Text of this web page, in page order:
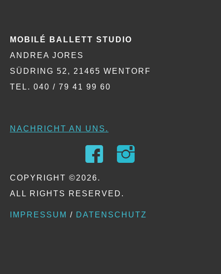
MOBILÉ BALLETT STUDIO
ANDREA JORES
SÜDRING 52, 21465 WENTORF
TEL. 040 / 79 41 99 60
NACHRICHT AN UNS.
COPYRIGHT ©2026.
ALL RIGHTS RESERVED.
IMPRESSUM / DATENSCHUTZ